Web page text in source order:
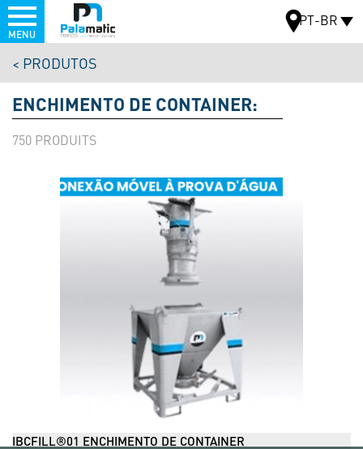
para
o
conteúdo
principal
Menu
MAPA
PT-BR
MENU
PRODUTOS
ENCHIMENTO DE CONTAINER:
750
IBCFILL®01 ENCHIMENTO DE CONTAINER